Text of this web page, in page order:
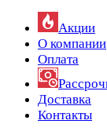
Акции
О компании
Оплата
Доставка
Контакты